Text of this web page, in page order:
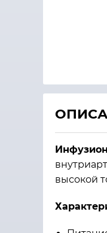
высокой